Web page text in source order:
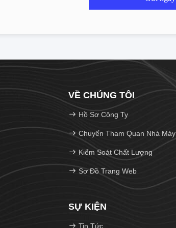
VỀ CHÚNG TÔI
Hồ Sơ Công Ty
Chuyến Tham Quan Nhà Máy
Kiểm Soát Chất Lượng
Sơ Đồ Trang Web
SỰ KIỆN
Tin Tức